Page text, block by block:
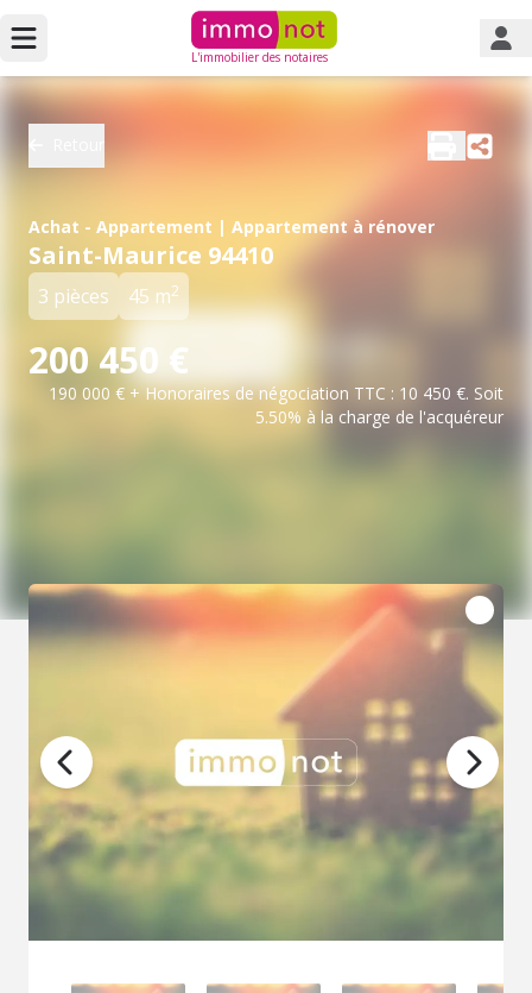
L'immobilier des notaires
Achat - Appartement | Appartement à rénover
Saint-Maurice 94410
3 pièces 45 m2
200 450 €
190 000 € + Honoraires de négociation TTC : 10 450 €. Soit
5.50% à la charge de l'acquéreur